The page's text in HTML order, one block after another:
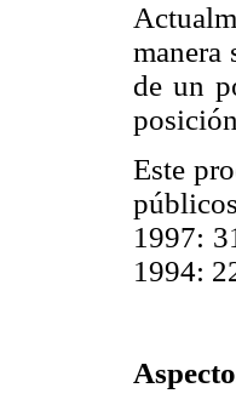
manera
de un
Este
1997:
1994: